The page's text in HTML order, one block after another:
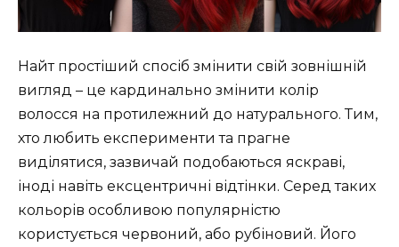
Найт простіший спосіб змінити свій зовнішній
вигляд – це кардинально змінити колір
волосся на протилежний до натурального. Тим,
хто любить експерименти та прагне
виділятися, зазвичай подобаються яскраві,
іноді навіть ексцентричні відтінки. Серед таких
кольорів особливою популярністю
користується червоний, або рубіновий. Його